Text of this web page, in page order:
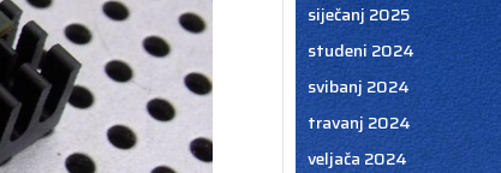
siječanj 2025
studeni 2024
svibanj 2024
travanj 2024
veljača 2024